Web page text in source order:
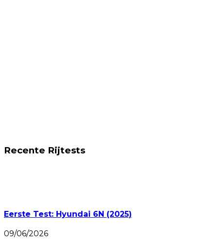
Recente Rijtests
Eerste Test: Hyundai 6N (2025)
09/06/2026